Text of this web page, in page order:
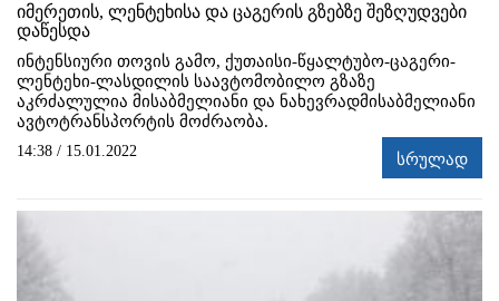
იმერეთის, ლენტეხისა და ცაგერის გზებზე შეზღუდვები
დაწესდა
ინტენსიური თოვის გამო, ქუთაისი-წყალტუბო-ცაგერი-
ლენტეხი-ლასდილის საავტომობილო გზაზე
აკრძალულია მისაბმელიანი და ნახევრადმისაბმელიანი
ავტოტრანსპორტის მოძრაობა.
14:38 / 15.01.2022 სრულად